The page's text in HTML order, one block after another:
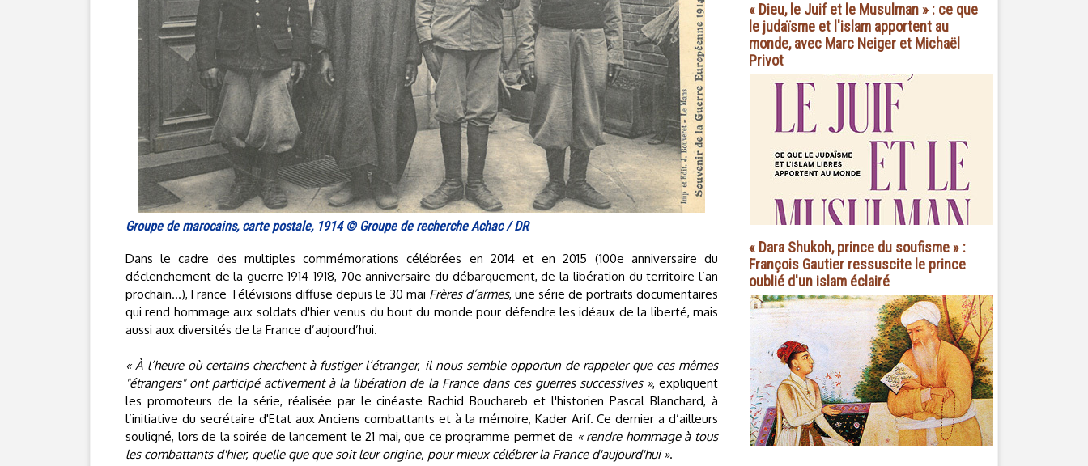
Groupe de marocains, carte postale, 1914 © Groupe de recherche Achac / DR
Dans le cadre des multiples commémorations célébrées en 2014 et en 2015 (100e anniversaire du
déclenchement de la guerre 1914-1918, 70e anniversaire du débarquement, de la libération du territoire l’an
prochain…), France Télévisions diffuse depuis le 30 mai Frères d’armes, une série de portraits documentaires
qui rend hommage aux soldats d'hier venus du bout du monde pour défendre les idéaux de la liberté, mais
aussi aux diversités de la France d’aujourd’hui.
« À l’heure où certains cherchent à fustiger l’étranger, il nous semble opportun de rappeler que ces mêmes
"étrangers" ont participé activement à la libération de la France dans ces guerres successives », expliquent
les promoteurs de la série, réalisée par le cinéaste Rachid Bouchareb et l'historien Pascal Blanchard, à
l’initiative du secrétaire d'Etat aux Anciens combattants et à la mémoire, Kader Arif. Ce dernier a d’ailleurs
souligné, lors de la soirée de lancement le 21 mai, que ce programme permet de « rendre hommage à tous
les combattants d'hier, quelle que que soit leur origine, pour mieux célébrer la France d'aujourd'hui ».
« Dieu, le Juif et le Musulman » : ce que
le judaïsme et l'islam apportent au
monde, avec Marc Neiger et Michaël
Privot
« Dara Shukoh, prince du soufisme » :
François Gautier ressuscite le prince
oublié d'un islam éclairé